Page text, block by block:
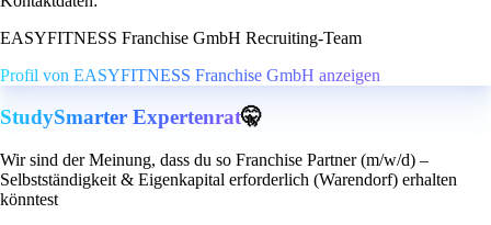
EASYFITNESS Franchise GmbH Recruiting-Team
Profil von EASYFITNESS Franchise GmbH anzeigen
StudySmarter Expertenrat🤫
Wir sind der Meinung, dass du so Franchise Partner (m/w/d) –
Selbstständigkeit & Eigenkapital erforderlich (Warendorf) erhalten
könntest